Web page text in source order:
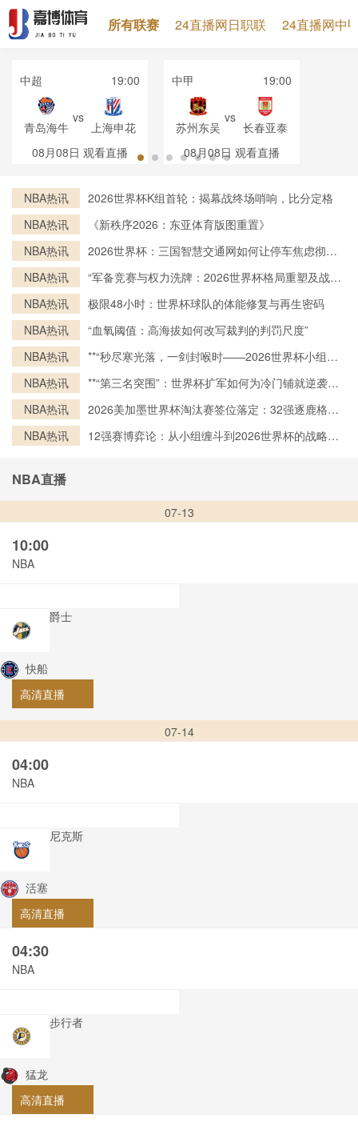
所有联赛 24直播网日职联 24直播网中
中超 19:00
青岛海牛
vs
上海申花
08月08日 观看直播
中甲 19:00
苏州东吴
vs
长春亚泰
08月08日 观看直播
NBA热讯
2026世界杯K组首轮：揭幕战终场哨响，比分定格
NBA热讯
《新秩序2026：东亚体育版图重置》
NBA热讯
2026世界杯：三国智慧交通网如何让停车焦虑彻底
NBA热讯
“军备竞赛与权力洗牌：2026世界杯格局重塑及战略
NBA热讯
极限48小时：世界杯球队的体能修复与再生密码
NBA热讯
“血氧阈值：高海拔如何改写裁判的判罚尺度”
NBA热讯
**“秒尽寒光落，一剑封喉时——2026世界杯小组赛
NBA热讯
**“第三名突围”：世界杯扩军如何为冷门铺就逆袭之
NBA热讯
2026美加墨世界杯淘汰赛签位落定：32强逐鹿格局
NBA热讯
12强赛博弈论：从小组缠斗到2026世界杯的战略跃
NBA直播
07-13
10:00
NBA
爵士
快船
高清直播
07-14
04:00
NBA
尼克斯
活塞
高清直播
04:30
NBA
步行者
猛龙
高清直播